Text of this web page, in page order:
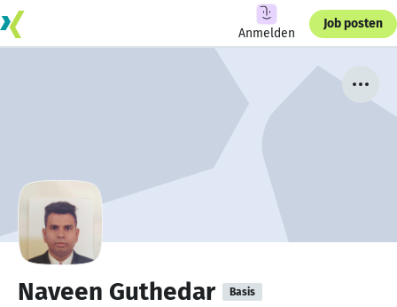
Anmelden
Job posten
Naveen Guthedar Basis